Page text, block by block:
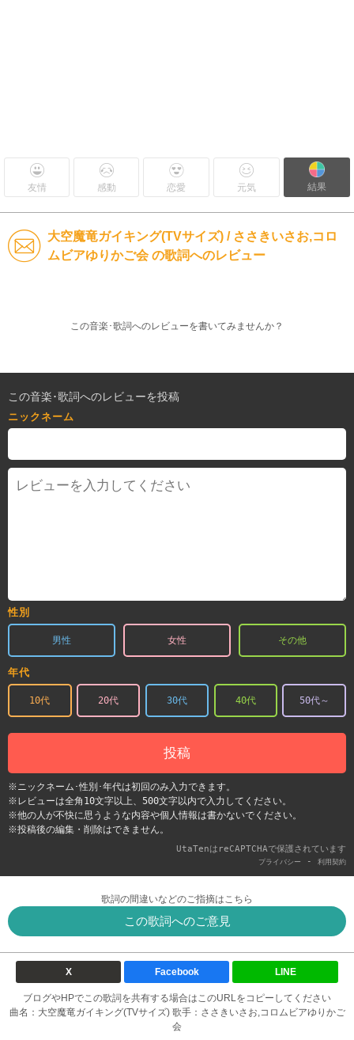
友情 感動 恋愛 元気 結果
大空魔竜ガイキング(TVサイズ) / ささきいさお,コロ
ムビアゆりかご会 の歌詞へのレビュー
この音楽･歌詞へのレビューを書いてみませんか？
この音楽･歌詞へのレビューを投稿
ニックネーム
性別
男性 女性 その他
年代
10代 20代 30代 40代 50代～
投稿
※ニックネーム･性別･年代は初回のみ入力できます。
※レビューは全角10文字以上、500文字以内で入力してください。
※他の人が不快に思うような内容や個人情報は書かないでください。
※投稿後の編集・削除はできません。
UtaTenはreCAPTCHAで保護されています
プライバシー - 利用契約
歌詞の間違いなどのご指摘はこちら
この歌詞へのご意見
X Facebook LINE
ブログやHPでこの歌詞を共有する場合はこのURLをコピーしてください
曲名：大空魔竜ガイキング(TVサイズ) 歌手：ささきいさお,コロムビアゆりかご
会